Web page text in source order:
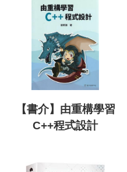
【書介】由重構學習
C++程式設計